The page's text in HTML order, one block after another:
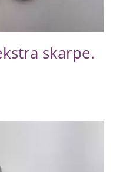
skarpe.